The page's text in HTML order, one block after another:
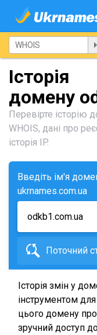
Історія
домену
Перевірте історію
WHOIS, дані про
історія IP.
Введіть ім'я
ukrnames.com.ua
Поточний
Історія змін у
інструментом
цього домену
зручний доступ